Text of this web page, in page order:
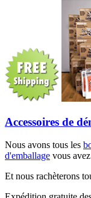
Accessoires de
Nous avons tous les
d'emballage vous
Et nous rachèterons